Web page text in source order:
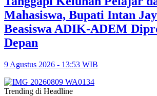
Mahasiswa, Bupati Intan
Beasiswa ADIK-ADEM
Depan
9 Agustus 2026 - 13:53 WIB
Trending di Headline